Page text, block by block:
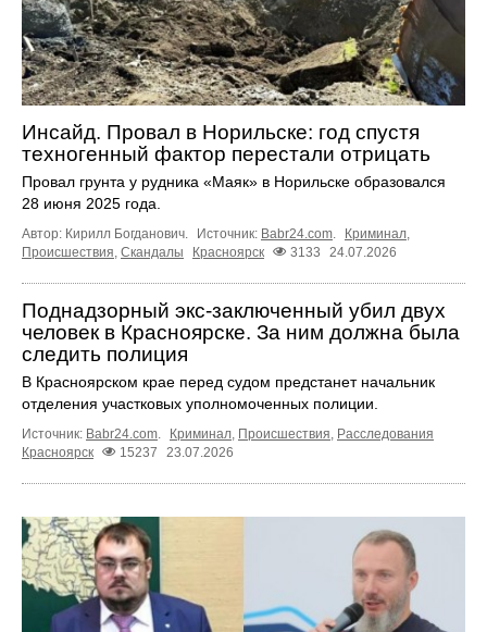
Инсайд. Провал в Норильске: год спустя
техногенный фактор перестали отрицать
Провал грунта у рудника «Маяк» в Норильске образовался
28 июня 2025 года.
Автор: Кирилл Богданович. Источник: Babr24.com. Криминал,
Происшествия, Скандалы Красноярск 3133 24.07.2026
Поднадзорный экс-заключенный убил двух
человек в Красноярске. За ним должна была
следить полиция
В Красноярском крае перед судом предстанет начальник
отделения участковых уполномоченных полиции.
Источник: Babr24.com. Криминал, Происшествия, Расследования
Красноярск
15237 23.07.2026